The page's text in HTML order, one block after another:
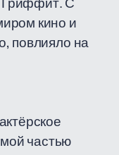
кино и
повлияло на
частью